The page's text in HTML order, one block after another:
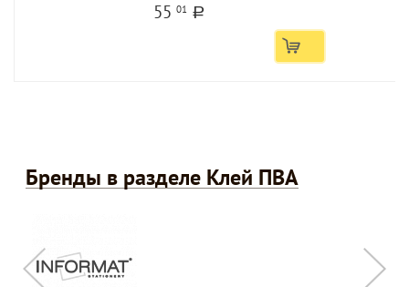
5501 a
Бренды в разделе Клей ПВА